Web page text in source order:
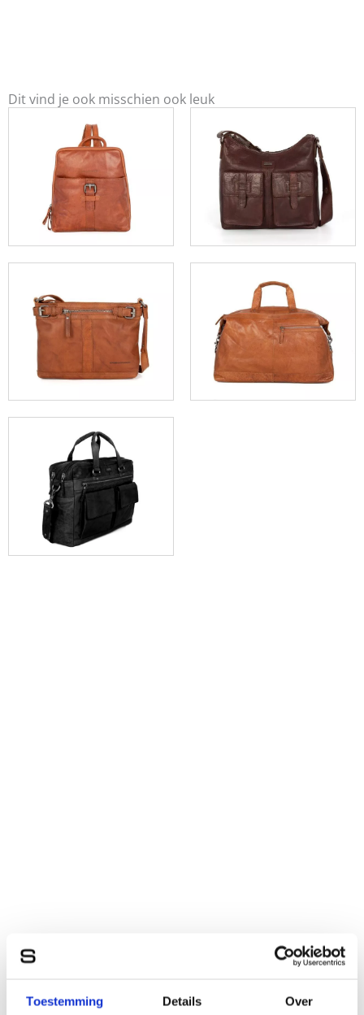
Toestemming Details Over
Dit vind je ook misschien ook leuk